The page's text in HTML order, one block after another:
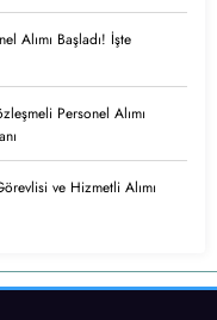
Alımı Başladı! İşte
Personel Alımı
ve Hizmetli Alımı